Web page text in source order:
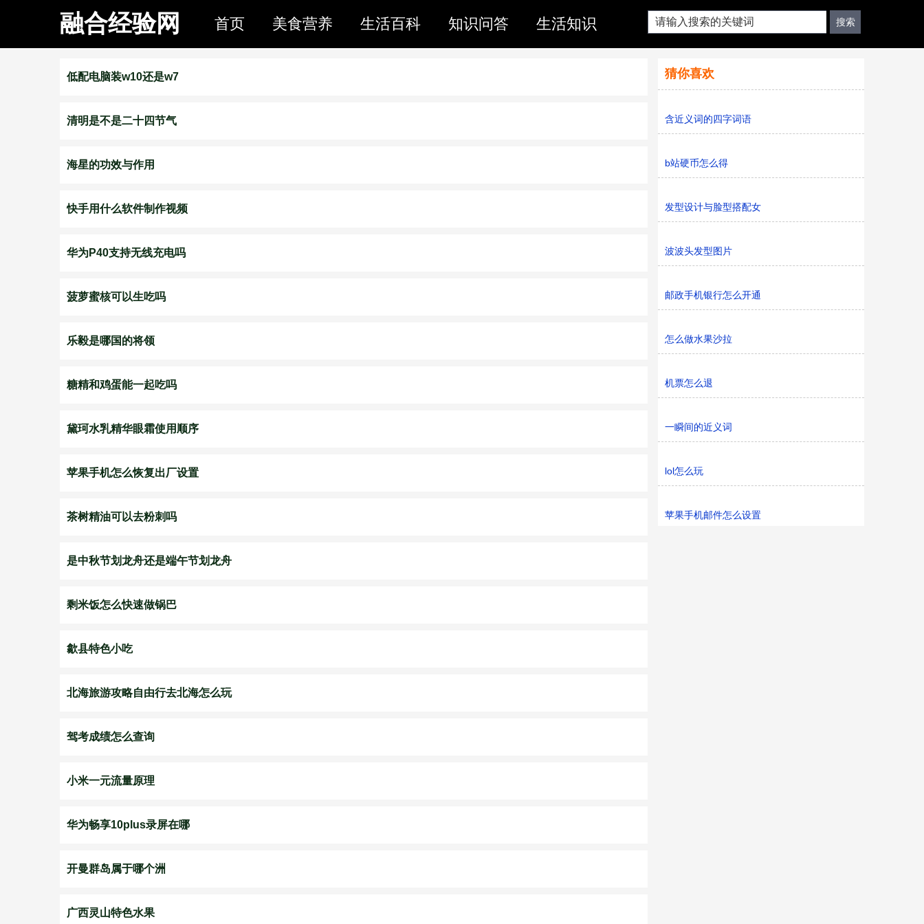
融合经验网 首页 美食营养 生活百科 知识问答 生活知识
低配电脑装w10还是w7
清明是不是二十四节气
海星的功效与作用
快手用什么软件制作视频
华为P40支持无线充电吗
菠萝蜜核可以生吃吗
乐毅是哪国的将领
糖精和鸡蛋能一起吃吗
黛珂水乳精华眼霜使用顺序
苹果手机怎么恢复出厂设置
茶树精油可以去粉刺吗
是中秋节划龙舟还是端午节划龙舟
剩米饭怎么快速做锅巴
歙县特色小吃
北海旅游攻略自由行去北海怎么玩
驾考成绩怎么查询
小米一元流量原理
华为畅享10plus录屏在哪
开曼群岛属于哪个洲
广西灵山特色水果
猜你喜欢
含近义词的四字词语
b站硬币怎么得
发型设计与脸型搭配女
波波头发型图片
邮政手机银行怎么开通
怎么做水果沙拉
机票怎么退
一瞬间的近义词
lol怎么玩
苹果手机邮件怎么设置